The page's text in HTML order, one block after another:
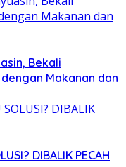
Bekali
Makanan dan
DIBALIK PECAH